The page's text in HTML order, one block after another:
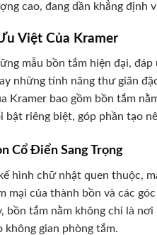
cao, đang dần khẳng
Việt Của Kramer
mẫu bồn tắm hiện đại,
những tính năng thư giãn
Kramer bao gồm bồn tắm
bật riêng biệt, góp phần tạo
Cổ Điển Sang Trọng
hình chữ nhật quen thuộc,
mại của thành bồn và các
tắm nằm không chỉ là
không gian phòng tắm.